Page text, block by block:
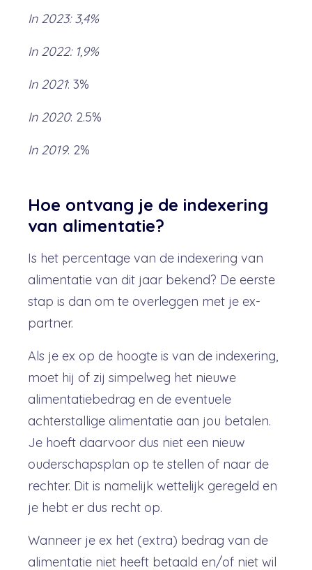
In 2023: 3,4%
In 2022: 1,9%
In 2021: 3%
In 2020: 2.5%
In 2019: 2%
Hoe ontvang je de indexering
van alimentatie?
Is het percentage van de indexering van
alimentatie van dit jaar bekend? De eerste
stap is dan om te overleggen met je ex-
partner.
Als je ex op de hoogte is van de indexering,
moet hij of zij simpelweg het nieuwe
alimentatiebedrag en de eventuele
achterstallige alimentatie aan jou betalen.
Je hoeft daarvoor dus niet een nieuw
ouderschapsplan op te stellen of naar de
rechter. Dit is namelijk wettelijk geregeld en
je hebt er dus recht op.
Wanneer je ex het (extra) bedrag van de
alimentatie niet heeft betaald en/of niet wil